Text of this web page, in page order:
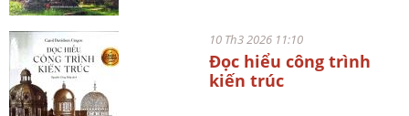
10 Th3 2026 11:10
Đọc hiểu công trình
kiến trúc